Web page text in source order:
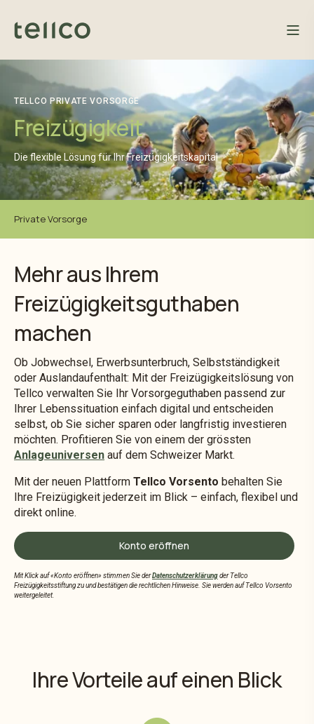
TELLCO PRIVATE VORSORGE
Freizügigkeit
Die flexible Lösung für Ihr Freizügigkeitskapital
Private Vorsorge
Mehr aus Ihrem
Freizügigkeitsguthaben
machen
Ob Jobwechsel, Erwerbsunterbruch, Selbstständigkeit
oder Auslandaufenthalt: Mit der Freizügigkeitslösung von
Tellco verwalten Sie Ihr Vorsorgeguthaben passend zur
Ihrer Lebenssituation einfach digital und entscheiden
selbst, ob Sie sicher sparen oder langfristig investieren
möchten. Profitieren Sie von einem der grössten
Anlageuniversen auf dem Schweizer Markt.
Mit der neuen Plattform Tellco Vorsento behalten Sie
Ihre Freizügigkeit jederzeit im Blick – einfach, flexibel und
direkt online.
Konto eröffnen
Mit Klick auf «Konto eröffnen» stimmen Sie derDatenschutzerklärungder Tellco
Freizügigkeitsstiftung zu und bestätigen die rechtlichen Hinweise. Sie werden auf Tellco Vorsento
weitergeleitet.
Ihre Vorteile auf einen Blick